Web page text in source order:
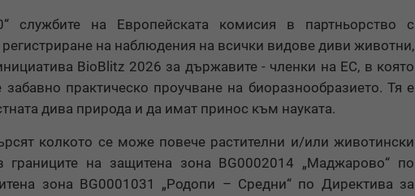
службите на Европейската комисия в партньорство с
на наблюдения на всички видове диви животни,
BioBlitz 2026 за държавите - членки на ЕС, в която
практическо проучване на биоразнообразието. Тя е
дива природа и да имат принос към науката.
колкото се може повече растителни и/или животински
на защитена зона BG0002014 „Маджарово“ по
зона BG0001031 „Родопи – Средни“ по Директива за